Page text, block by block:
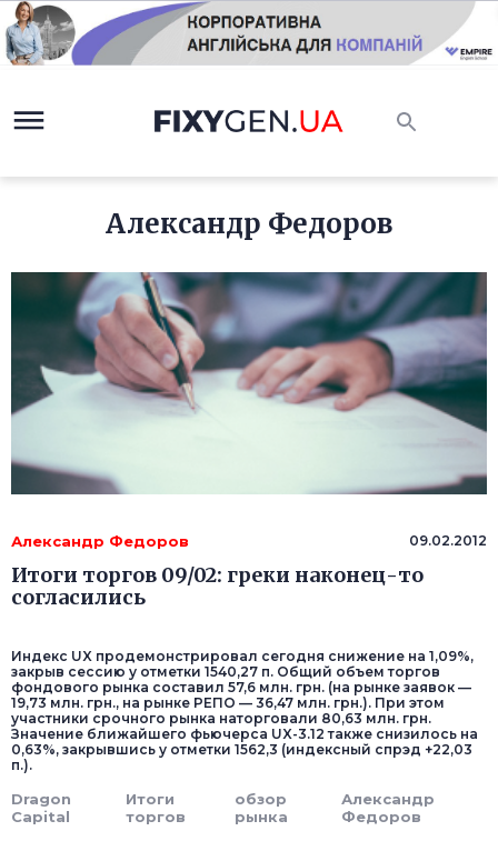
Александр Федоров
Александр Федоров 09.02.2012
Итоги торгов 09/02: греки наконец-то
согласились
Индекс UX продемонстрировал сегодня снижение на 1,09%,
закрыв сессию у отметки 1540,27 п. Общий объем торгов
фондового рынка составил 57,6 млн. грн. (на рынке заявок —
19,73 млн. грн., на рынке РЕПО — 36,47 млн. грн.). При этом
участники срочного рынка наторговали 80,63 млн. грн.
Значение ближайшего фьючерса UX-3.12 также снизилось на
0,63%, закрывшись у отметки 1562,3 (индексный спрэд +22,03
п.).
Dragon
Capital
Итоги
торгов
обзор
рынка
Александр
Федоров